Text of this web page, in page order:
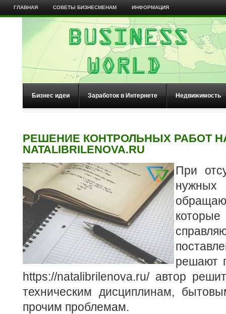
ГЛАВНАЯ СОВЕТЫ БИЗНЕСМЕНАМ ИНФОРМАЦИЯ
Бизнес идеи Заработок в Интернете Недвижимость
РЕШЕНИЕ КОНТРОЛЬНЫХ РАБОТ
NATALIBRILENOVA.RU
При
нужных
решают
https://natalibrilenova.ru/ автор
техническим дисциплинам,
прочим проблемам.